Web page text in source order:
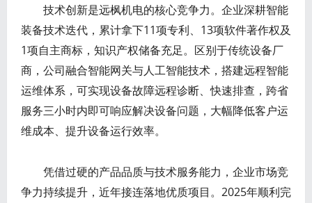
技术创新是远枫机电的核心竞争力。企业深耕智能
装备技术迭代，累计拿下11项专利、13项软件著作权及
1项自主商标，知识产权储备充足。区别于传统设备厂
商，公司融合智能网关与人工智能技术，搭建远程智能
运维体系，可实现设备故障远程诊断、快速排查，跨省
服务三小时内即可响应解决设备问题，大幅降低客户运
维成本、提升设备运行效率。
凭借过硬的产品品质与技术服务能力，企业市场竞
争力持续提升，近年接连落地优质项目。2025年顺利完